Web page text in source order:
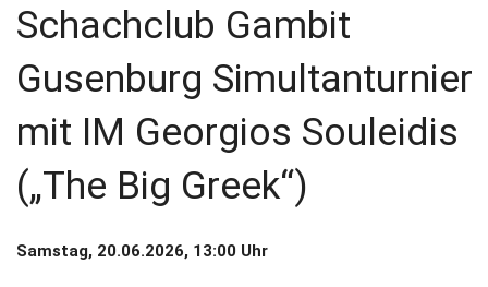
Schachclub Gambit
Gusenburg Simultanturnier
mit IM Georgios Souleidis
(„The Big Greek“)
Samstag, 20.06.2026, 13:00 Uhr